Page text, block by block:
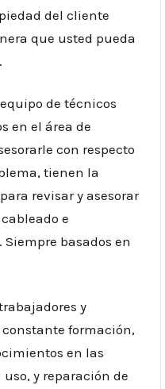
del cliente
que usted pueda
de técnicos
en el área de
con respecto
tienen la
revisar y asesorar
e
basados en
y
formación,
en las
y reparación de